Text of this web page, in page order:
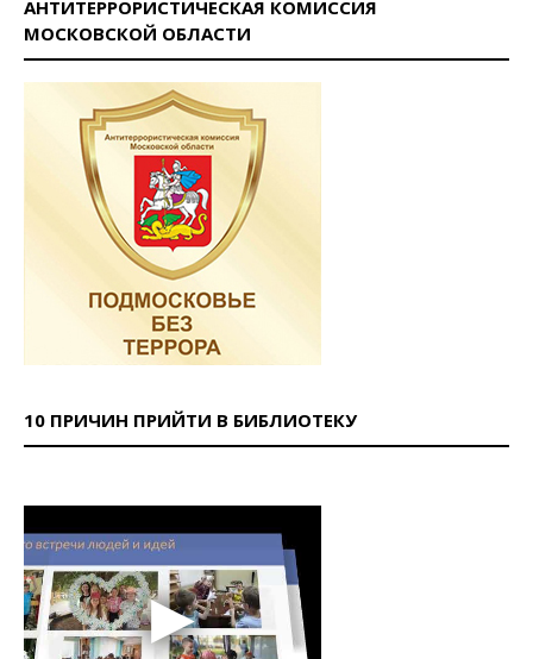
АНТИТЕРРОРИСТИЧЕСКАЯ КОМИССИЯ
МОСКОВСКОЙ ОБЛАСТИ
10 ПРИЧИН ПРИЙТИ В БИБЛИОТЕКУ